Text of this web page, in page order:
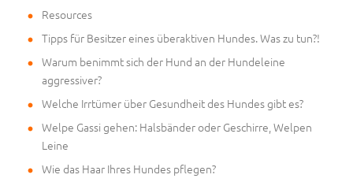
Resources
Tipps für Besitzer eines überaktiven Hundes. Was zu tun?!
Warum benimmt sich der Hund an der Hundeleine
aggressiver?
Welche Irrtümer über Gesundheit des Hundes gibt es?
Welpe Gassi gehen: Halsbänder oder Geschirre, Welpen
Leine
Wie das Haar Ihres Hundes pflegen?